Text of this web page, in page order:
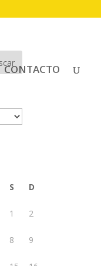
CONTACTO
S D
1 2
8 9